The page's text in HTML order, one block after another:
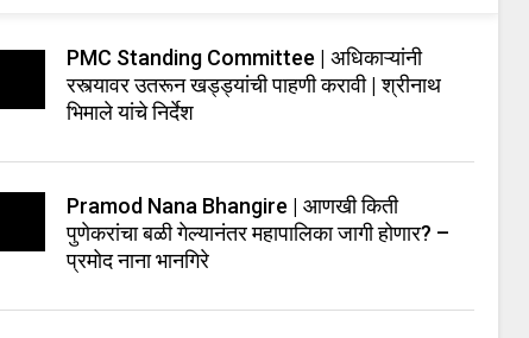
PMC Standing Committee | अधिकाऱ्यांनी
रस्त्यावर उतरून खड्ड्यांची पाहणी करावी | श्रीनाथ
भिमाले यांचे निर्देश
Pramod Nana Bhangire | आणखी किती
पुणेकरांचा बळी गेल्यानंतर महापालिका जागी होणार? –
प्रमोद नाना भानगिरे